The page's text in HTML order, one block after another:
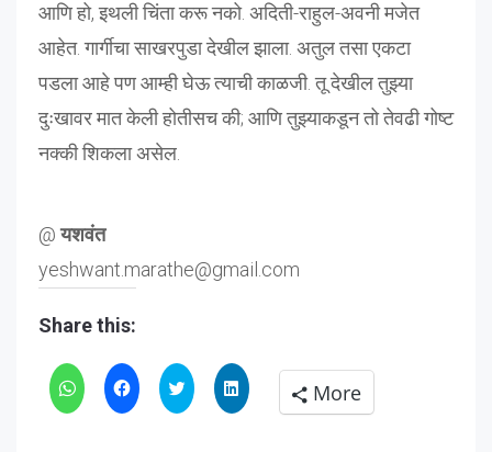
आणि हो, इथली चिंता करू नको. अदिती-राहुल-अवनी मजेत
आहेत. गार्गीचा साखरपुडा देखील झाला. अतुल तसा एकटा
पडला आहे पण आम्ही घेऊ त्याची काळजी. तू देखील तुझ्या
दुःखावर मात केली होतीसच की; आणि तुझ्याकडून तो तेवढी गोष्ट
नक्की शिकला असेल.
@यशवंत
yeshwant.marathe@gmail.com
Share this:
Click
Click
Click
Click
More